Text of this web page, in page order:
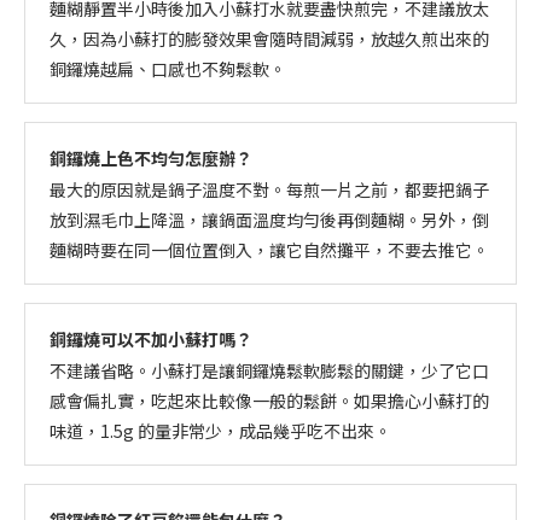
麵糊靜置半小時後加入小蘇打水就要盡快煎完，不建議放太
久，因為小蘇打的膨發效果會隨時間減弱，放越久煎出來的
銅鑼燒越扁、口感也不夠鬆軟。
銅鑼燒上色不均勻怎麼辦？
最大的原因就是鍋子溫度不對。每煎一片之前，都要把鍋子
放到濕毛巾上降溫，讓鍋面溫度均勻後再倒麵糊。另外，倒
麵糊時要在同一個位置倒入，讓它自然攤平，不要去推它。
銅鑼燒可以不加小蘇打嗎？
不建議省略。小蘇打是讓銅鑼燒鬆軟膨鬆的關鍵，少了它口
感會偏扎實，吃起來比較像一般的鬆餅。如果擔心小蘇打的
味道，1.5g 的量非常少，成品幾乎吃不出來。